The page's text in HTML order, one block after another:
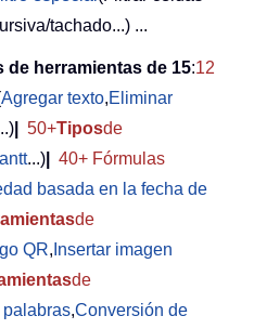
tachado...) ...
herramientas de 15:12
Agregar texto,Eliminar
50+Tiposde
...)
40+ Fórmulas
basada en la fecha de
de
QR, Insertar imagen
de
,Conversión de